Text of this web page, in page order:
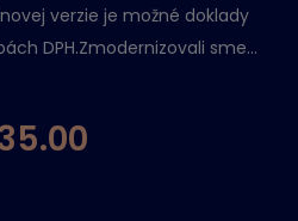
verzie je možné doklady
DPH.Zmodernizovali sme...